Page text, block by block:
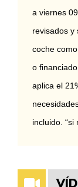
a viernes
revisados y
coche
o
aplica el
incluido.